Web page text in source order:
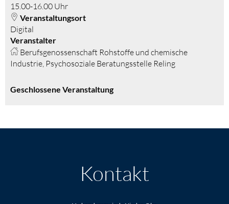
15.00-16.00 Uhr
Veranstaltungsort
Digital
Veranstalter
Berufsgenossenschaft Rohstoffe und chemische
Industrie, Psychosoziale Beratungsstelle Reling
Geschlossene Veranstaltung
Kontakt